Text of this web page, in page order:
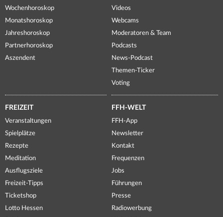
Wochenhoroskop
Monatshoroskop
Jahreshoroskop
Partnerhoroskop
Aszendent
Videos
Webcams
Moderatoren & Team
Podcasts
News-Podcast
Themen-Ticker
Voting
FREIZEIT
Veranstaltungen
Spielplätze
Rezepte
Meditation
Ausflugsziele
Freizeit-Tipps
Ticketshop
Lotto Hessen
FFH-WELT
FFH-App
Newsletter
Kontakt
Frequenzen
Jobs
Führungen
Presse
Radiowerbung